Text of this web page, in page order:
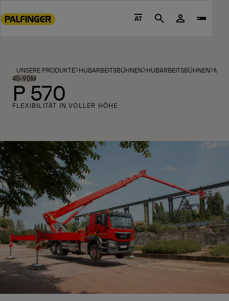
to
footer
content
AT Search
UNSERE PRODUKTE HUBARBEITSBÜHNEN HUBARBEITSBÜHNEN
40-90M
P 570
FLEXIBILITÄT IN VOLLER HÖHE